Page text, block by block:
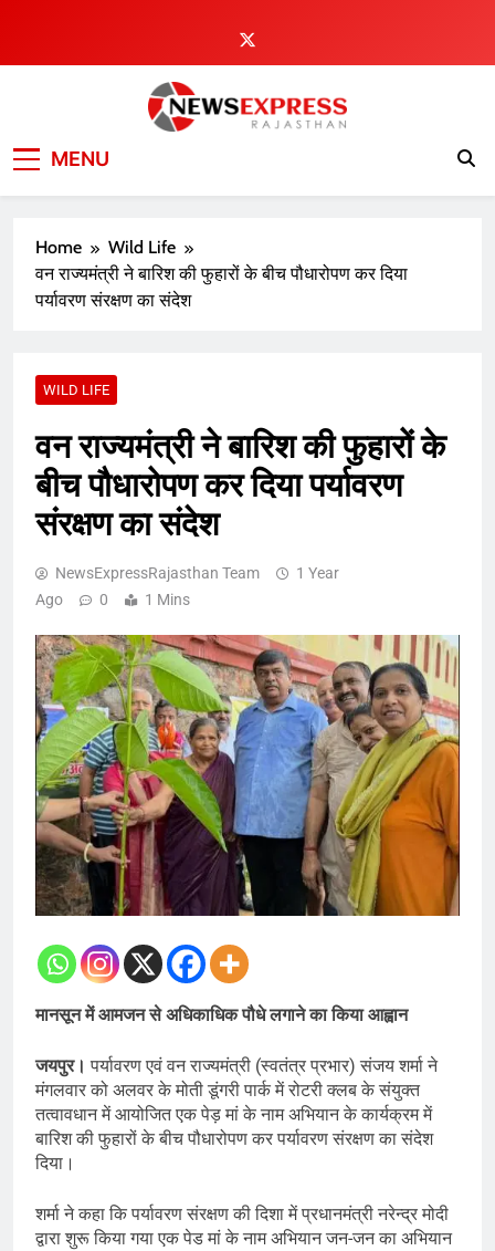
content
MENU
Home
Wild Life
वन राज्यमंत्री ने बारिश की फुहारों के बीच पौधारोपण कर दिया
पर्यावरण संरक्षण का संदेश
WILD LIFE
वन राज्यमंत्री ने बारिश की फुहारों के
बीच पौधारोपण कर दिया पर्यावरण
संरक्षण का संदेश
NewsExpressRajasthan Team
1 Year
Ago
0 1 Mins
मानसून में आमजन से अधिकाधिक पौधे लगाने का किया आह्वान
जयपुर।पर्यावरण एवं वन राज्यमंत्री (स्वतंत्र प्रभार) संजय शर्मा ने
मंगलवार को अलवर ​के मोती डूंगरी पार्क में रोटरी क्लब के संयुक्त
तत्वावधान में आयोजित एक पेड़ मां के नाम अभियान के कार्यक्रम में
बारिश की फुहारों के बीच पौधारोपण कर पर्यावरण संरक्षण का संदेश
दिया।
शर्मा ने कहा कि पर्यावरण संरक्षण की दिशा में प्रधानमंत्री नरेन्द्र मोदी
द्वारा शुरू किया गया एक पेड मां के नाम अभियान जन-जन का अभियान